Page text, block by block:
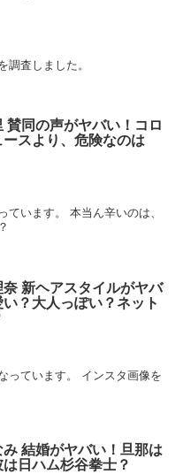
調査しました。
賛同の声がヤバい！コロ
スより、危険なのは
ています。 本当ん辛いのは、
新ヘアスタイルがヤバ
？大人っぽい？ネット
っています。 インスタ画像を
結婚がヤバい！旦那は
日ハム杉谷拳士？